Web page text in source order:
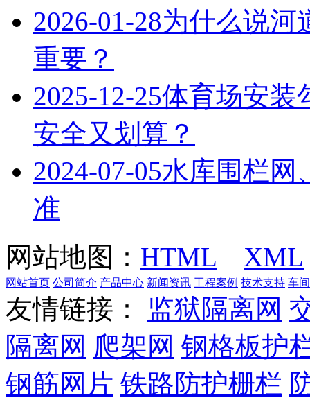
2026-01-28为什么说河
重要？
2025-12-25体育场安装
安全又划算？
2024-07-05水库围栏网
准
网站地图： HTML XML
网站首页 公司简介 产品中心 新闻资讯 工程案例 技术支持 车
友情链接： 监狱隔离网
隔离网 爬架网 钢格板护
钢筋网片 铁路防护栅栏